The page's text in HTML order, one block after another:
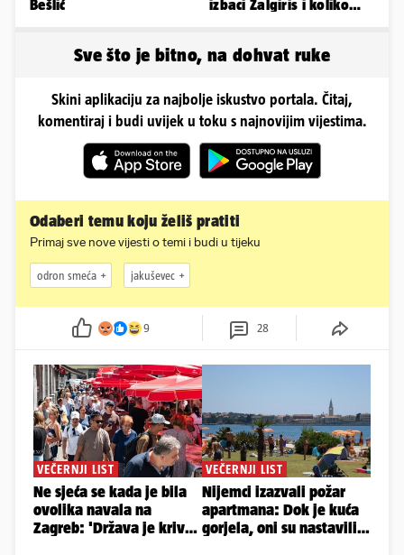
Bešlić
izbaci Žalgiris i koliko
Sve što je bitno, na dohvat ruke
Skini aplikaciju za najbolje iskustvo portala. Čitaj,
komentiraj i budi uvijek u toku s najnovijim vijestima.
Odaberi temu koju želiš pratiti
Primaj sve nove vijesti o temi i budi u tijeku
odron smeća jakuševec
9 28